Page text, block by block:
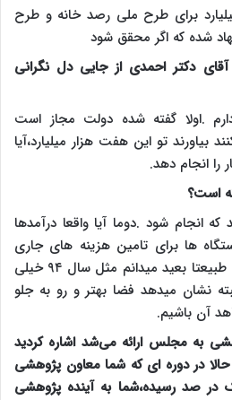
در این 7هزار میلیارد برای طرح ملی رصد خانه و طرح
شده که اگر محقق شود
دکتر احمدی از جایی دل نگرانی
.اولا گفته شده دولت مجاز است
بیاورند تو این هفت هزار میلیارد،آیا
را انجام دهد.
است؟
انجام شود .دوما آیا واقعا درآمدها
ها برای تامین هزینه های جاری
خودشان دچار مشکل باشند ، طبیعتا بعید میدانم مثل سال ۹۴ خیلی
نشان میدهد فضا بهتر و رو به جلو
آن باشیم.
به مجلس ارائه می‌شد اشاره کردید
در دوره ای که شما معاون پژوهشی
صد رسیده،شما به آینده پژوهشی